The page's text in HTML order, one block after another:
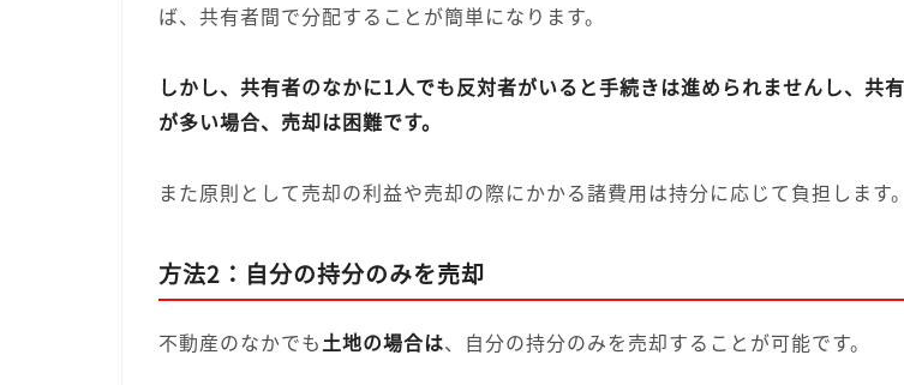
ば、共有者間で分配することが簡単になります。
しかし、共有者のなかに1人でも反対者がいると手続きは進められませんし、共
が多い場合、売却は困難です。
また原則として売却の利益や売却の際にかかる諸費用は持分に応じて負担します。
方法2：自分の持分のみを売却
不動産のなかでも土地の場合は、自分の持分のみを売却することが可能です。